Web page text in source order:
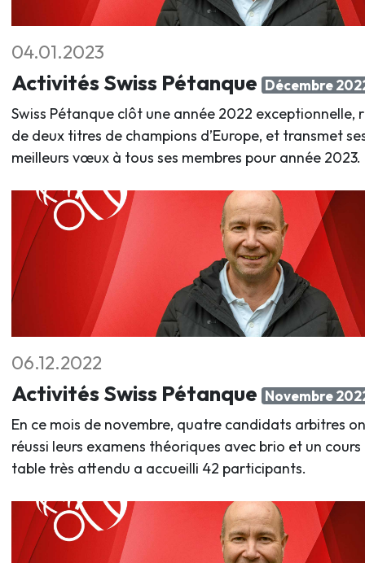
04.01.2023
Activités Swiss Pétanque Décembre
Swiss Pétanque clôt une année 2022 exceptionnelle,
de deux titres de champions d’Europe, et transmet
meilleurs vœux à tous ses membres pour année 2023.
06.12.2022
Activités Swiss Pétanque Novembre
En ce mois de novembre, quatre candidats arbitres
réussi leurs examens théoriques avec brio et un cours
table très attendu a accueilli 42 participants.